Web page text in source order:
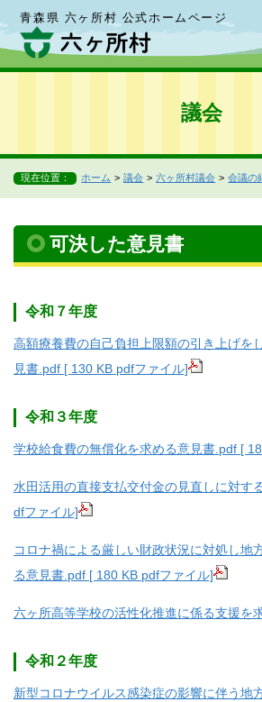
青森県 六ヶ所村 公式ホームページ
議会
現在位置： ホーム 議会 六ヶ所村議会 会議の
可決した意見書
令和７年度
高額療養費の自己負担上限額の引き上げを
見書.pdf [ 130 KB pdfファイル]
令和３年度
学校給食費の無償化を求める意見書.pdf [
水田活用の直接支払交付金の見直しに対す
dfファイル]
コロナ禍による厳しい財政状況に対処し地
る意見書.pdf [ 180 KB pdfファイル]
六ヶ所高等学校の活性化推進に係る支援を
令和２年度
新型コロナウイルス感染症の影響に伴う地